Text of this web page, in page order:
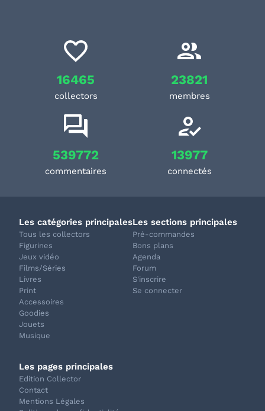
16465
collectors
23821
membres
539772
commentaires
13977
connectés
Les catégories principales
Tous les collectors
Figurines
Jeux vidéo
Films/Séries
Livres
Print
Accessoires
Goodies
Jouets
Musique
Les sections principales
Pré-commandes
Bons plans
Agenda
Forum
S'inscrire
Se connecter
Les pages principales
Edition Collector
Contact
Mentions Légales